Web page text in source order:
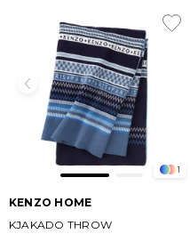
1
KENZO HOME
KJAKADO THROW